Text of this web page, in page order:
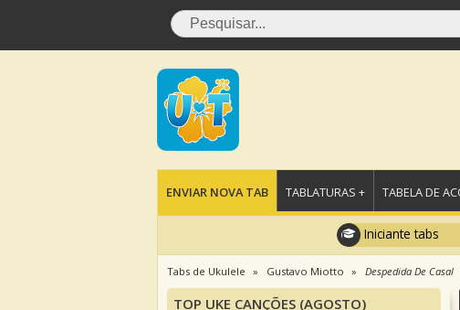
ENVIAR NOVA TAB TABLATURAS + TABELA DE
Iniciante tabs
Tabs de Ukulele Gustavo Miotto Despedida De Casal
TOP UKE CANÇÕES (AGOSTO)